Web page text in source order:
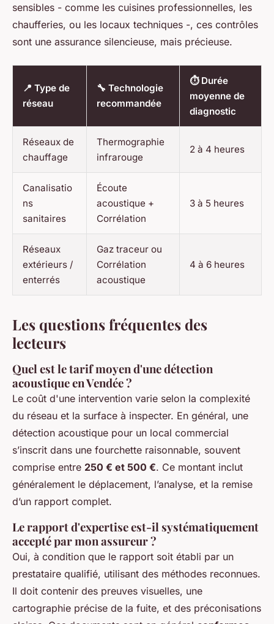
sensibles - comme les cuisines professionnelles, les
chaufferies, ou les locaux techniques -, ces contrôles
sont une assurance silencieuse, mais précieuse.
📍 Type de
réseau
🔧 Technologie
recommandée
⏱️ Durée
moyenne de
diagnostic
Réseaux de
chauffage
Thermographie
infrarouge
2 à 4 heures
Canalisatio
ns
sanitaires
Écoute
acoustique +
Corrélation
3 à 5 heures
Réseaux
extérieurs /
enterrés
Gaz traceur ou
Corrélation
acoustique
4 à 6 heures
Les questions fréquentes des
lecteurs
Quel est le tarif moyen d'une détection
acoustique en Vendée ?
Le coût d'une intervention varie selon la complexité
du réseau et la surface à inspecter. En général, une
détection acoustique pour un local commercial
s’inscrit dans une fourchette raisonnable, souvent
comprise entre 250 € et 500 €. Ce montant inclut
généralement le déplacement, l’analyse, et la remise
d’un rapport complet.
Le rapport d'expertise est-il systématiquement
accepté par mon assureur ?
Oui, à condition que le rapport soit établi par un
prestataire qualifié, utilisant des méthodes reconnues.
Il doit contenir des preuves visuelles, une
cartographie précise de la fuite, et des préconisations